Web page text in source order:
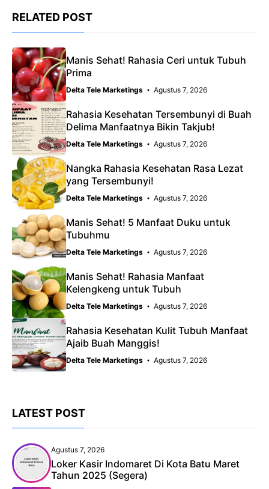
RELATED POST
Manis Sehat! Rahasia Ceri untuk Tubuh
Prima
Delta Tele Marketings Agustus 7, 2026
Rahasia Kesehatan Tersembunyi di Buah
Delima Manfaatnya Bikin Takjub!
Delta Tele Marketings Agustus 7, 2026
Nangka Rahasia Kesehatan Rasa Lezat
yang Tersembunyi!
Delta Tele Marketings Agustus 7, 2026
Manis Sehat! 5 Manfaat Duku untuk
Tubuhmu
Delta Tele Marketings Agustus 7, 2026
Manis Sehat! Rahasia Manfaat
Kelengkeng untuk Tubuh
Delta Tele Marketings Agustus 7, 2026
Rahasia Kesehatan Kulit Tubuh Manfaat
Ajaib Buah Manggis!
Delta Tele Marketings Agustus 7, 2026
LATEST POST
Agustus 7, 2026
Loker Kasir Indomaret Di Kota Batu Maret
Tahun 2025 (Segera)